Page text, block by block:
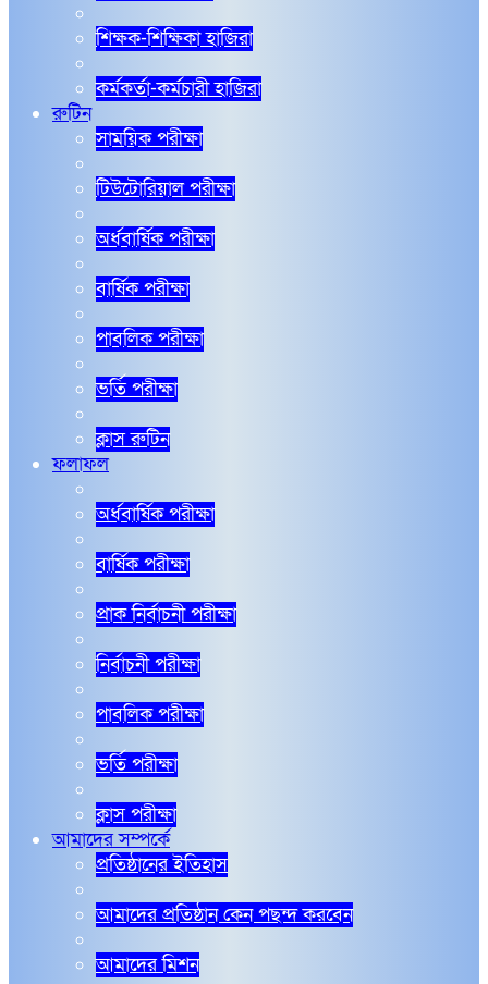
শিক্ষক-শিক্ষিকা হাজিরা
কর্মকর্তা-কর্মচারী হাজিরা
রুটিন
সাময়িক পরীক্ষা
টিউটোরিয়াল পরীক্ষা
অর্ধবার্ষিক পরীক্ষা
বার্ষিক পরীক্ষা
পাবলিক পরীক্ষা
ভর্তি পরীক্ষা
ক্লাস রুটিন
ফলাফল
অর্ধবার্ষিক পরীক্ষা
বার্ষিক পরীক্ষা
প্রাক নির্বাচনী পরীক্ষা
নির্বাচনী পরীক্ষা
পাবলিক পরীক্ষা
ভর্তি পরীক্ষা
ক্লাস পরীক্ষা
আমাদের সম্পর্কে
প্রতিষ্ঠানের ইতিহাস
আমাদের প্রতিষ্ঠান কেন পছন্দ করবেন
আমাদের মিশন